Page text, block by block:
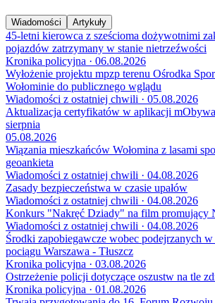
Wiadomości Artykuły
45-letni kierowca z sześcioma dożywotnimi
pojazdów zatrzymany w stanie nietrzeźwości
Kronika policyjna · 06.08.2026
Wyłożenie projektu mpzp terenu Ośrodka
Wołominie do publicznego wglądu
Wiadomości z ostatniej chwili · 05.08.2026
Aktualizacja certyfikatów w aplikacji
sierpnia
05.08.2026
Wiązania mieszkańców Wołomina z lasami
geoankieta
Wiadomości z ostatniej chwili · 04.08.2026
Zasady bezpieczeństwa w czasie upałów
Wiadomości z ostatniej chwili · 04.08.2026
Konkurs "Nakręć Dziady" na film promujący
Wiadomości z ostatniej chwili · 04.08.2026
Środki zapobiegawcze wobec podejrzanych
pociągu Warszawa - Tłuszcz
Kronika policyjna · 03.08.2026
Ostrzeżenie policji dotyczące oszustw na tle
Kronika policyjna · 01.08.2026